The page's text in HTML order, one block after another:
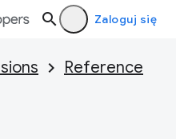
Zaloguj się
Reference